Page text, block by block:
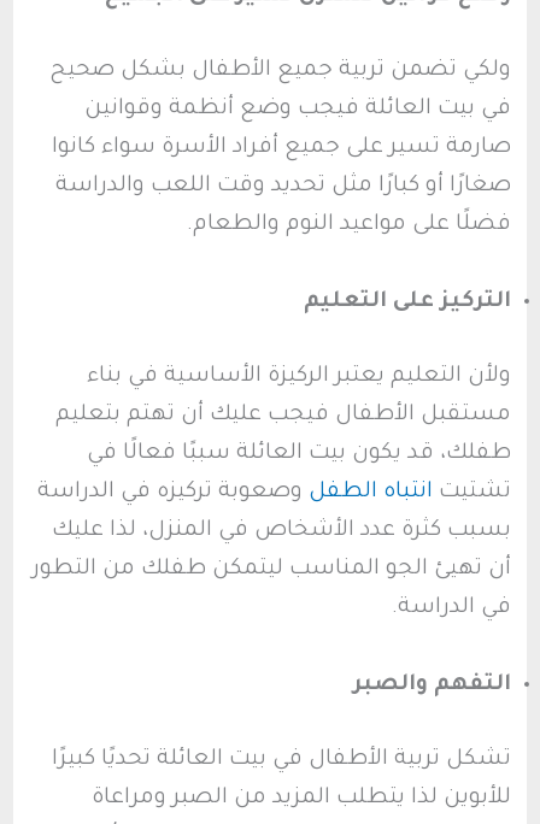
ولكي تضمن تربية جميع الأطفال بشكل صحيح
في بيت العائلة فيجب وضع أنظمة وقوانين
صارمة تسير على جميع أفراد الأسرة سواء كانوا
صغارًا أو كبارًا مثل تحديد وقت اللعب والدراسة
فضلًا على مواعيد النوم والطعام.
التركيز على التعليم
ولأن التعليم يعتبر الركيزة الأساسية في بناء
مستقبل الأطفال فيجب عليك أن تهتم بتعليم
طفلك، قد يكون بيت العائلة سببًا فعالًا في
تشتيت انتباه الطفل وصعوبة تركيزه في الدراسة
بسبب كثرة عدد الأشخاص في المنزل، لذا عليك
أن تهيئ الجو المناسب ليتمكن طفلك من التطور
في الدراسة.
التفهم والصبر
تشكل تربية الأطفال في بيت العائلة تحديًا كبيرًا
للأبوين لذا يتطلب المزيد من الصبر ومراعاة